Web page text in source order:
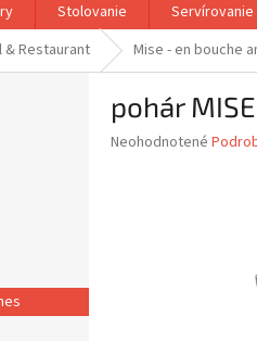
Stolovanie Servírovanie
& Restaurant Mise - en bouche
pohár
Priemerné
Neohodnotené